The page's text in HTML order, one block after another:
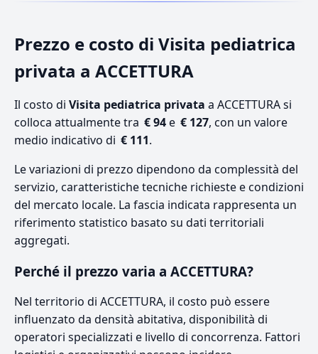
Prezzo e costo di Visita pediatrica
privata a ACCETTURA
Il costo di Visita pediatrica privata a ACCETTURA si
colloca attualmente tra € 94e € 127, con un valore
medio indicativo di € 111.
Le variazioni di prezzo dipendono da complessità del
servizio, caratteristiche tecniche richieste e condizioni
del mercato locale. La fascia indicata rappresenta un
riferimento statistico basato su dati territoriali
aggregati.
Perché il prezzo varia a ACCETTURA?
Nel territorio di ACCETTURA, il costo può essere
influenzato da densità abitativa, disponibilità di
operatori specializzati e livello di concorrenza. Fattori